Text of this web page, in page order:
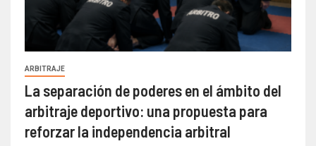
ARBITRAJE
La separación de poderes en el ámbito del
arbitraje deportivo: una propuesta para
reforzar la independencia arbitral